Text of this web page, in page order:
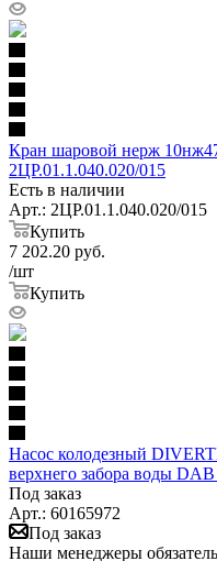
Кран шаровой нерж
2ЦР.01.1.040.020/015
Есть в наличии
Арт.: 2ЦР.01.1.040.020/015
Купить
7 202.20 руб.
/шт
Купить
Насос колодезный
верхнего забора воды
Под заказ
Арт.: 60165972
Под заказ
Наши менеджеры